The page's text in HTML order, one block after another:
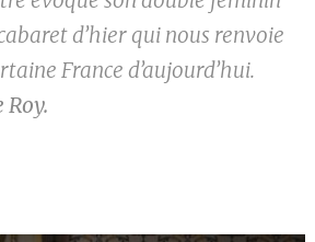
d’hier qui nous renvoie
France d’aujourd’hui.